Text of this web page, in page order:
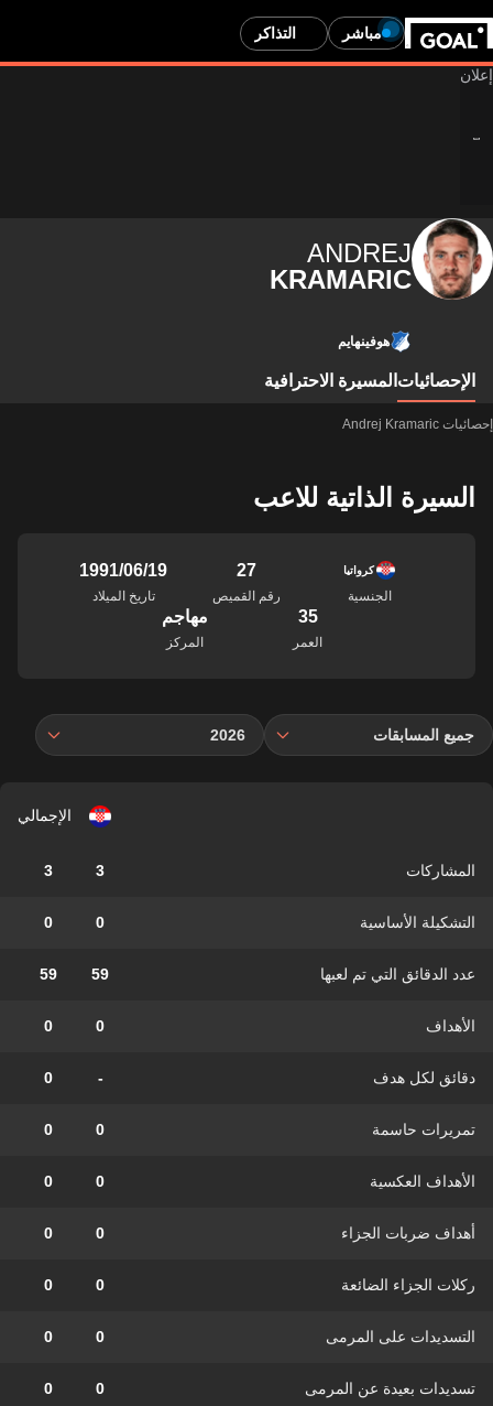
مباشر التذاكر
ANDREJ
KRAMARIC
هوفينهايم
الإحصائيات المسيرة الاحترافية
إحصائيات Andrej Kramaric
السيرة الذاتية للاعب
كرواتيا
الجنسية
27
رقم القميص
19‏/06‏/1991
تاريخ الميلاد
35
العمر
مهاجم
المركز
جميع المسابقات 2026
الإجمالي
المشاركات 3
3
التشكيلة الأساسية 0
0
عدد الدقائق التي تم لعبها 59
59
الأهداف 0
0
دقائق لكل هدف -
0
تمريرات حاسمة 0
0
الأهداف العكسية 0
0
أهداف ضربات الجزاء 0
0
ركلات الجزاء الضائعة 0
0
التسديدات على المرمى 0
0
تسديدات بعيدة عن المرمى 0
0